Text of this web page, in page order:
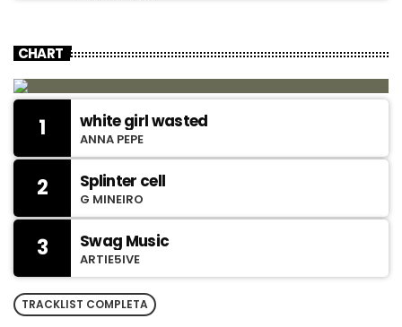
CHART
1 white girl wasted
ANNA PEPE
2 Splinter cell
G MINEIRO
3 Swag Music
ARTIE5IVE
TRACKLIST COMPLETA